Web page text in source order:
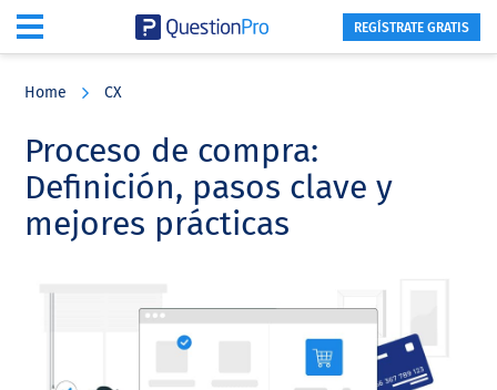
content
sidebar
REGÍSTRATE GRATIS
Home CX
Proceso de compra:
Definición, pasos clave y
mejores prácticas